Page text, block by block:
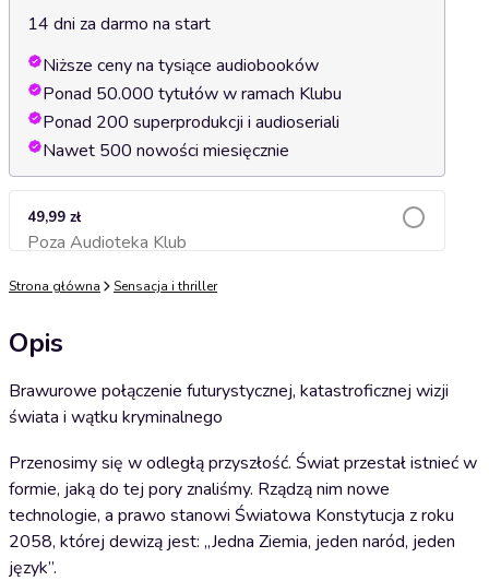
14 dni za darmo na start
Niższe ceny na tysiące audiobooków
Ponad 50.000 tytułów w ramach Klubu
Ponad 200 superprodukcji i audioseriali
Nawet 500 nowości miesięcznie
49,99 zł
Poza Audioteka KlubDodaj do koszyka
Strona główna Sensacja i thriller
Opis
Brawurowe połączenie futurystycznej, katastroficznej wizji
świata i wątku kryminalnego
Przenosimy się w odległą przyszłość. Świat przestał istnieć w
formie, jaką do tej pory znaliśmy. Rządzą nim nowe
technologie, a prawo stanowi Światowa Konstytucja z roku
2058, której dewizą jest: „Jedna Ziemia, jeden naród, jeden
język”.